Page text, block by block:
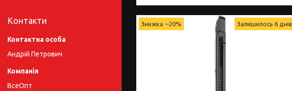
–20% Залишилось 6 днів
Контакти
Андрій Петрович
ВсеОпт